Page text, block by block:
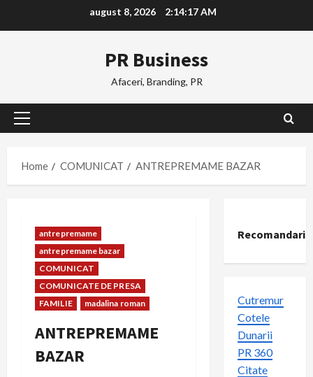
august 8, 2026 2:14:18 AM
PR Business
Afaceri, Branding, PR
Primary
Home
COMUNICAT ANTREPREMAME BAZAR
antrepremame
antrepremame bazar
COMUNICAT
COMUNICATE DE PRESA
FAMILIE
madalina roman
ANTREPREMAME
BAZAR
Recomandari
Cutremur
Cotele
Dunarii
PR 360
Citate